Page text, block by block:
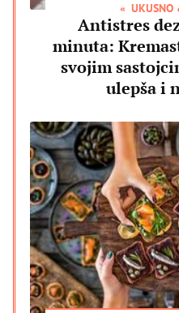
UKUSNO
Antistres
minuta:
svojim
ulepša i